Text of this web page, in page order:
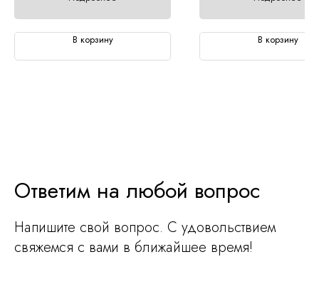
В корзину В корзину
Ответим на любой вопрос
Напишите свой вопрос. С удовольствием
свяжемся с вами в ближайшее время!